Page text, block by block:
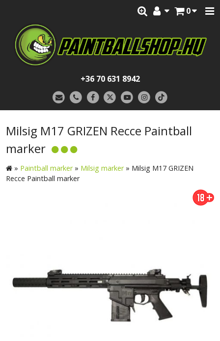
0
+36 70 631 8942
Milsig M17 GRIZEN Recce Paintball
marker
» Paintball marker» Milsig marker» Milsig M17 GRIZEN
Recce Paintball marker